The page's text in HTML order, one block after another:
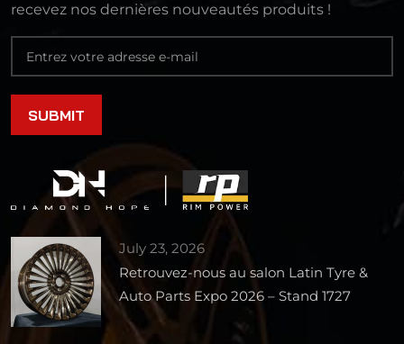
recevez nos dernières nouveautés produits !
July 23, 2026
Retrouvez-nous au salon Latin Tyre &
Auto Parts Expo 2026 – Stand 1727